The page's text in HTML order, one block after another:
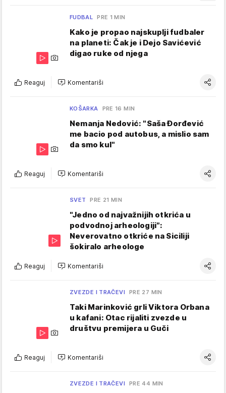
FUDBAL PRE 1 MIN
Kako je propao najskuplji fudbaler
na planeti: Čak je i Dejo Savićević
digao ruke od njega
Reaguj Komentariši
KOŠARKA PRE 16 MIN
Nemanja Nedović: "Saša Đorđević
me bacio pod autobus, a mislio sam
da smo kul"
Reaguj Komentariši
SVET PRE 21 MIN
"Jedno od najvažnijih otkrića u
podvodnoj arheologiji":
Neverovatno otkriće na Siciliji
šokiralo arheologe
Reaguj Komentariši
ZVEZDE I TRAČEVI PRE 27 MIN
Taki Marinković grli Viktora Orbana
u kafani: Otac rijaliti zvezde u
društvu premijera u Guči
Reaguj Komentariši
ZVEZDE I TRAČEVI PRE 44 MIN